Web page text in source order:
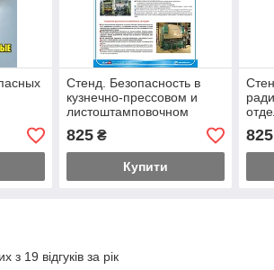
Стенд. Безопасность в
кузнечно-прессовом и
листоштамповочном
производстве. (Рус.)
0,6х1,0. Пластик
825₴
Купити
825
з 19 відгуків за рік